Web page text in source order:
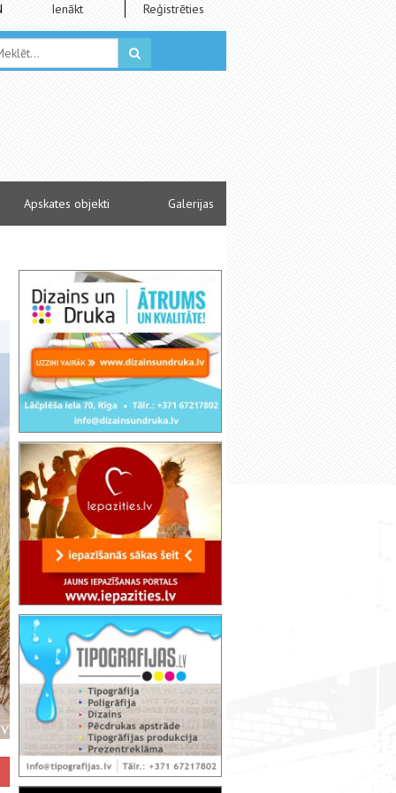
Ienākt Reģistrēties
Apskates objekti Galerijas
Jūrmalā deklarētajiem iedzīvotājiem būs